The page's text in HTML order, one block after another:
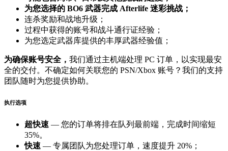
为您选择的 BO6 武器完成 Afterlife 迷彩挑战；
连杀奖励和战地升级；
过程中获得的账号和战斗通行证经验；
为您选定武器库提供的丰厚武器经验值；
为确保账号安全， 我们通过主机端处理 PC 订单，以实现最安
全的交付。不确定如何关联您的 PSN/Xbox 账号？我们的支持
团队随时为您提供协助。
执行选项
超快速 — 您的订单将排在队列最前端，完成时间缩短
35%。
快速 — 专属团队为您处理订单，速度提升 20%；